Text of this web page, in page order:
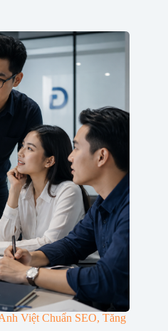
Việt Chuẩn SEO, Tăng